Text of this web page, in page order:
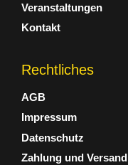
Veranstaltungen
Kontakt
Rechtliches
AGB
Impressum
Datenschutz
Zahlung und Versand